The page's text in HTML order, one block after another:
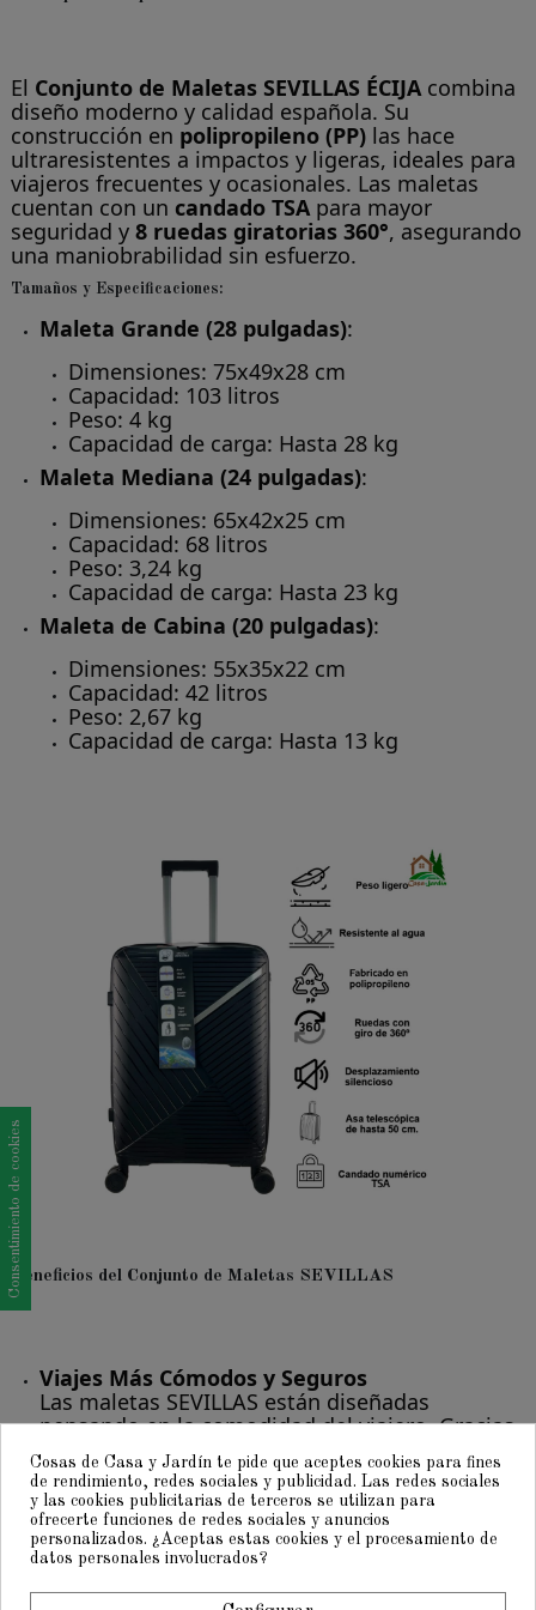
El Conjunto de Maletas SEVILLAS ÉCIJAcombina
diseño moderno y calidad española. Su
construcción en polipropileno (PP) las hace
ultraresistentes a impactos y ligeras, ideales para
viajeros frecuentes y ocasionales. Las maletas
cuentan con un candado TSApara mayor
seguridad y 8 ruedas giratorias 360°, asegurando
una maniobrabilidad sin esfuerzo.
Tamaños y Especificaciones:
Maleta Grande (28 pulgadas):
Dimensiones: 75x49x28 cm
Capacidad: 103 litros
Peso: 4 kg
Capacidad de carga: Hasta 28 kg
Maleta Mediana (24 pulgadas):
Dimensiones: 65x42x25 cm
Capacidad: 68 litros
Peso: 3,24 kg
Capacidad de carga: Hasta 23 kg
Maleta de Cabina (20 pulgadas):
Dimensiones: 55x35x22 cm
Capacidad: 42 litros
Peso: 2,67 kg
Capacidad de carga: Hasta 13 kg
Beneficios del Conjunto de Maletas SEVILLAS
Viajes Más Cómodos y Seguros
Las maletas SEVILLAS están diseñadas
pensando en la comodidad del viajero. Gracias
a sus ruedas giratorias 360°
, moverlas entre
multitudes o superficies irregulares es pan
comido. Además, el candado TSAofrece
seguridad adicional, ideal para vuelos
internacionales.
Durabilidad que Perdura
El polipropileno es uno de los materiales más
Cosas de Casa y Jardín te pide que aceptes cookies para fines
de rendimiento, redes sociales y publicidad. Las redes sociales
y las cookies publicitarias de terceros se utilizan para
ofrecerte funciones de redes sociales y anuncios
personalizados. ¿Aceptas estas cookies y el procesamiento de
datos personales involucrados?
Consentimiento de cookies